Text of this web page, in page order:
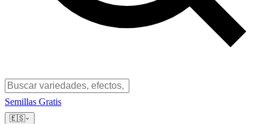
Semillas Gratis
🇪🇸